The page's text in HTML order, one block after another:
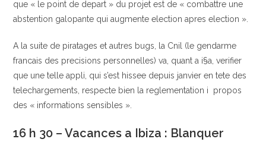
que « le point de depart » du projet est de « combattre une
abstention galopante qui augmente election apres election ».
A la suite de piratages et autres bugs, la Cnil (le gendarme
francais des precisions personnelles) va, quant a i§a, verifier
que une telle appli, qui s’est hissee depuis janvier en tete des
telechargements, respecte bien la reglementation i propos
des « informations sensibles ».
16 h 30 – Vacances a Ibiza : Blanquer